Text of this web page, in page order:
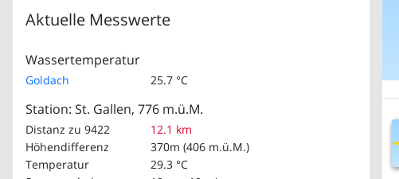
Aktuelle Messwerte
Wassertemperatur
Goldach 25.7 °C
Station: St. Gallen, 776 m.ü.M.
Distanz zu 9422
12.1 km
Höhendifferenz
370m (406 m.ü.M.)
Temperatur
29.3 °C